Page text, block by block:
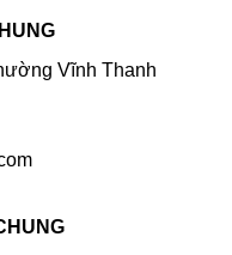
Vĩnh Thanh